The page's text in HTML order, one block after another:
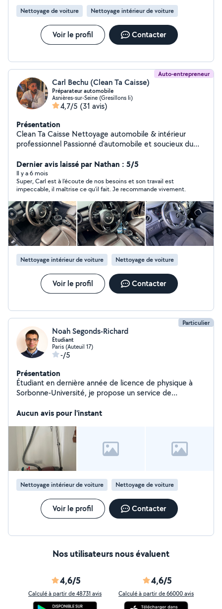
Nettoyage de voiture Nettoyage intérieur de voiture
Voir le profil Contacter
Auto-entrepreneur
Carl Bechu (Clean Ta Caisse)
Préparateur automobile
Asnières-sur-Seine (Gresillons Ii)
4,7/5 (31 avis)
Présentation
Clean Ta Caisse Nettoyage automobile & intérieur
professionnel Passionné d'automobile et soucieux du
nettoyage automobile professionnel, réalisées avec
sérieux, rigueur et exigence. Chaque véhicule est traité
avec le plus grand soin, comme si c'était le mien.
Pourquoi me choisir ? Professionnalisme et fiabilité :
ponctuel, organisé et à l'écoute de vos besoins. Passion
automobile : un vrai savoir-faire, pas un simple lavage
Résultats visibles et durables : finitions soignées,
intérieur / Extérieur assaini Produits et méthodes
adaptés : respect des matériaux et de votre véhicule
Satisfaction client prioritaire : votre confiance est ma
meilleure publicité. Nettoyage textile à domicile
Canapés, tapis, matelas et moquettes : nettoyage en
profondeur pour éliminer taches, odeurs et acariens et
retrouver un intérieur sain et propre. Clean Ta Caisse
Dernier avis laissé par Nathan : 5/5
Il y a 6 mois
Super, Carl est à l’écoute de nos besoins et son travail est
impeccable, il maîtrise ce qu’il fait. Je recommande vivement.
Nettoyage intérieur de voiture Nettoyage de voiture
Voir le profil Contacter
Particulier
Noah Segonds-Richard
Étudiant
Paris (Auteuil 17)
-/5
Présentation
Étudiant en dernière année de licence de physique à
Sorbonne-Université, je propose un service de
de mon propre matériel (aspirateur, produits
banlieue proche. Cette offre s'inscrit dans une
démarche d'aide à la personne ou de coup de pouce
entre voisins à moindre coût :)
Aucun avis pour l'instant
Nettoyage intérieur de voiture Nettoyage de voiture
Voir le profil Contacter
Nos utilisateurs nous évaluent
4,6/5
Calculé à partir de 48731 avis
4,6/5
Calculé à partir de 66000 avis